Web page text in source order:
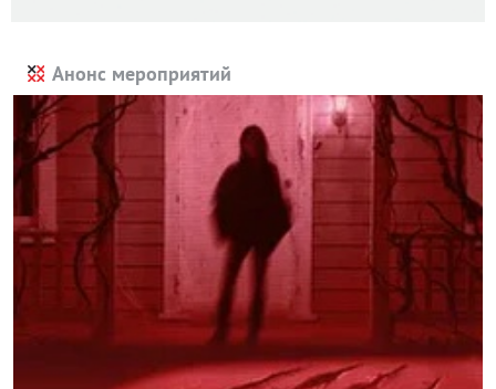
Анонс мероприятий